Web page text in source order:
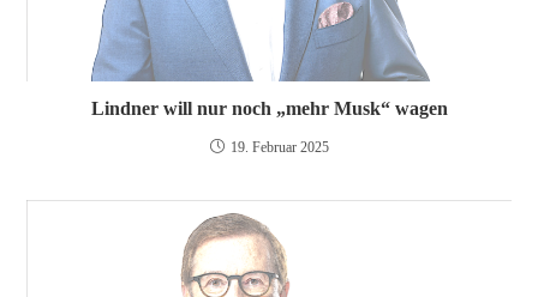
Lindner will nur noch „mehr Musk“ wagen
19. Februar 2025